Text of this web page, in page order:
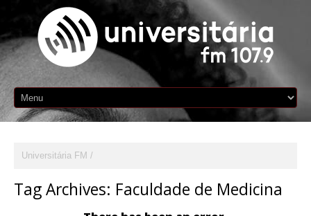
Universitária FM
Tag Archives: Faculdade de Medicina